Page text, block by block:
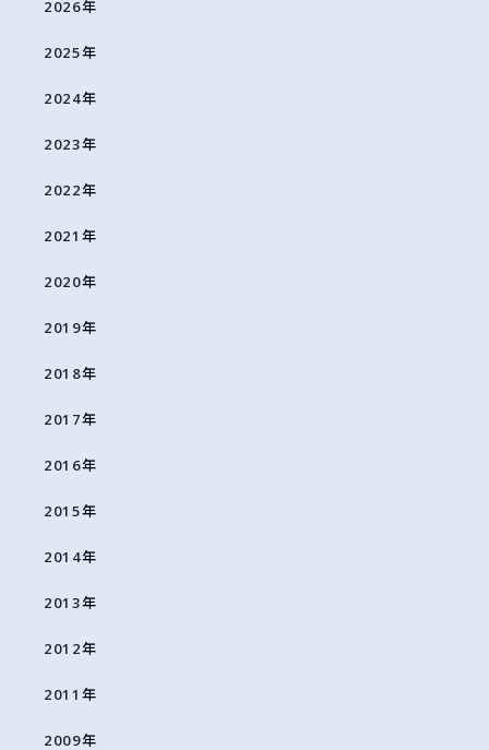
2026年
2025年
2024年
2023年
2022年
2021 年
2020年
2019年
2018年
2017年
2016年
2015年
2014年
2013年
2012年
2011 年
2009年